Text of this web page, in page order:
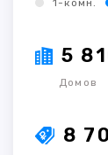
1-комн.
5
Домов
8